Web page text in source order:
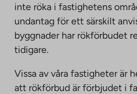
inte röka i fastighetens
undantag för ett särskilt
byggnader har rökförbudet
tidigare.
Vissa av våra fastigheter är
att rökförbud är förbjudet i